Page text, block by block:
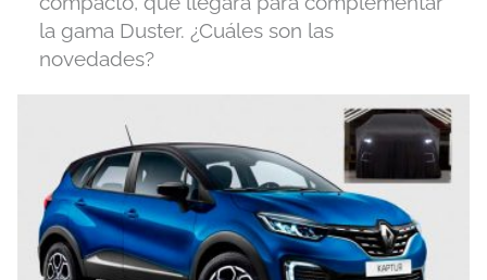
la gama Duster. ¿Cuáles son las
novedades?